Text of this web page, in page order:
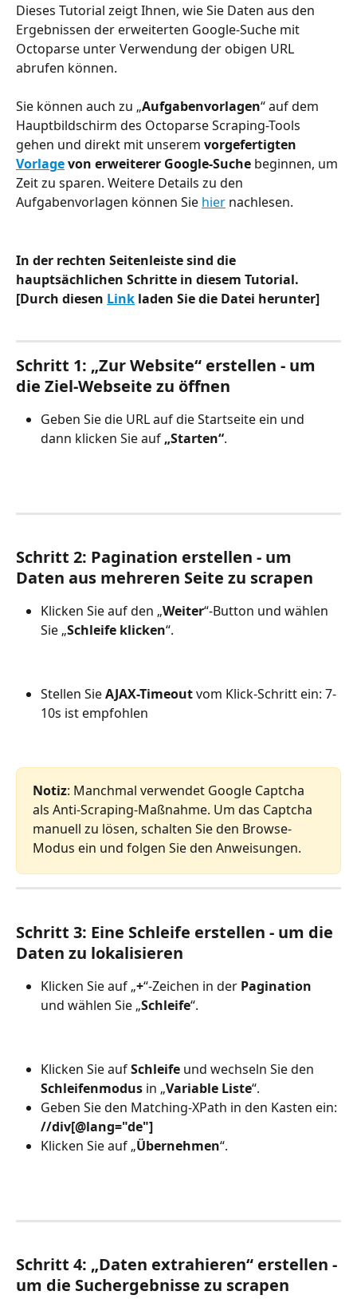
Dieses Tutorial zeigt Ihnen, wie Sie Daten aus den
Ergebnissen der erweiterten Google-Suche mit
Octoparse unter Verwendung der obigen URL
abrufen können.
Sie können auch zu „Aufgabenvorlagen“ auf dem
Hauptbildschirm des Octoparse Scraping-Tools
gehen und direkt mit unserem vorgefertigten
Vorlage von erweiterer Google-Suche beginnen, um
Zeit zu sparen. Weitere Details zu den
Aufgabenvorlagen können Sie hier nachlesen.
In der rechten Seitenleiste sind die
hauptsächlichen Schritte in diesem Tutorial.
[Durch diesen Link laden Sie die Datei herunter]
Schritt 1: „Zur Website“ erstellen - um
die Ziel-Webseite zu öffnen
Geben Sie die URL auf die Startseite ein und
dann klicken Sie auf „Starten“.
Schritt 2: Pagination erstellen - um
Daten aus mehreren Seite zu scrapen
Klicken Sie auf den „Weiter“-Button und wählen
Sie „Schleife klicken“.
Stellen Sie AJAX-Timeout vom Klick-Schritt ein: 7-
10s ist empfohlen
Notiz: Manchmal verwendet Google Captcha
als Anti-Scraping-Maßnahme. Um das Captcha
manuell zu lösen, schalten Sie den Browse-
Modus ein und folgen Sie den Anweisungen.
Schritt 3: Eine Schleife erstellen - um die
Daten zu lokalisieren
Klicken Sie auf „+“-Zeichen in der Pagination
und wählen Sie „Schleife“.
Klicken Sie auf Schleife und wechseln Sie den
Schleifenmodus in „Variable Liste“.
Geben Sie den Matching-XPath in den Kasten ein:
//div[@lang="de"]
Klicken Sie auf „Übernehmen“.
Schritt 4: „Daten extrahieren“ erstellen -
um die Suchergebnisse zu scrapen